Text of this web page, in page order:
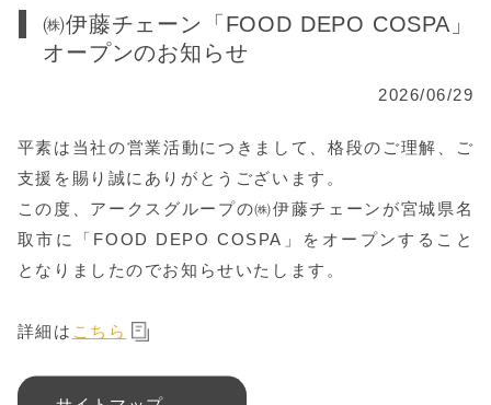
㈱伊藤チェーン「FOOD DEPO COSPA」
オープンのお知らせ
2026/06/29
平素は当社の営業活動につきまして、格段のご理解、ご
支援を賜り誠にありがとうございます。
この度、アークスグループの㈱伊藤チェーンが宮城県名
取市に「FOOD DEPO COSPA」をオープンすること
となりましたのでお知らせいたします。
詳細は こちら